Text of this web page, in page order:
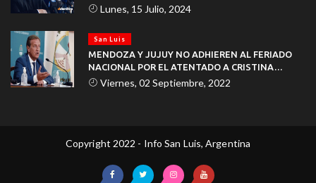
DOCUMENTACIÓN
Lunes, 15 Julio, 2024
San Luis
MENDOZA Y JUJUY NO ADHIEREN AL FERIADO
NACIONAL POR EL ATENTADO A CRISTINA
KIRCHNER
Viernes, 02 Septiembre, 2022
Copyright 2022 - Info San Luis, Argentina